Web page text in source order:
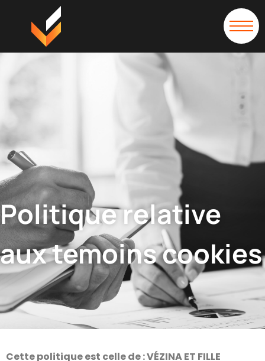
Politique relative
aux temoins cookies
Cette politique est celle de : VÉZINA ET FILLE